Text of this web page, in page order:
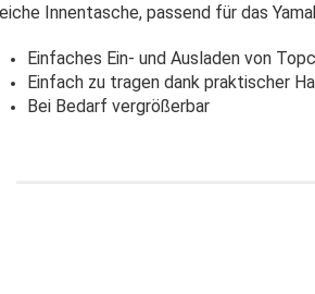
Innentasche, passend für das
Einfaches Ein- und Ausladen von
Einfach zu tragen dank praktischer
Bei Bedarf vergrößerbar